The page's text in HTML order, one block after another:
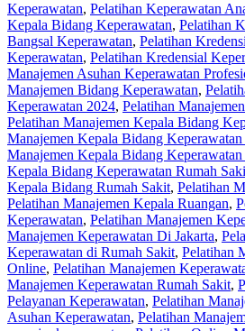
Keperawatan, Pelatihan Keperawatan
Kepala Bidang Keperawatan, Pelatihan
Bangsal Keperawatan, Pelatihan
Keperawatan, Pelatihan Kredensial
Manajemen Asuhan Keperawatan
Manajemen Bidang Keperawatan,
Keperawatan 2024, Pelatihan
Pelatihan Manajemen Kepala Bidang
Manajemen Kepala Bidang
Manajemen Kepala Bidang Keperawatan
Kepala Bidang Keperawatan Rumah
Kepala Bidang Rumah Sakit, Pelatihan
Pelatihan Manajemen Kepala Ruangan,
Keperawatan, Pelatihan Manajemen
Manajemen Keperawatan Di Jakarta,
Keperawatan di Rumah Sakit, Pelatihan
Online, Pelatihan Manajemen
Manajemen Keperawatan Rumah Sakit,
Pelayanan Keperawatan, Pelatihan
Asuhan Keperawatan, Pelatihan